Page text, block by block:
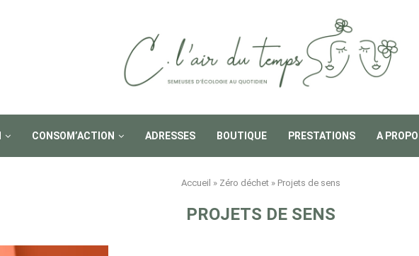
CONSOM’ACTION ADRESSES BOUTIQUE PRESTATIONS A
Accueil » Zéro déchet» Projets de sens
PROJETS DE SENS